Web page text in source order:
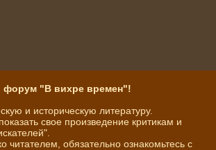
форум "В вихре времен"!
и историческую литературу.
свое произведение критикам и
читателем, обязательно ознакомьтесь с